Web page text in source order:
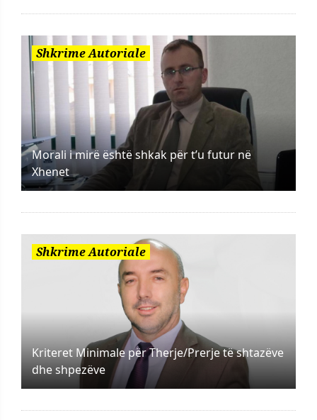
Shkrime Autoriale
Morali i mirë është shkak për t’u futur në
Xhenet
Shkrime Autoriale
Kriteret Minimale për Therje/Prerje të shtazëve
dhe shpezëve